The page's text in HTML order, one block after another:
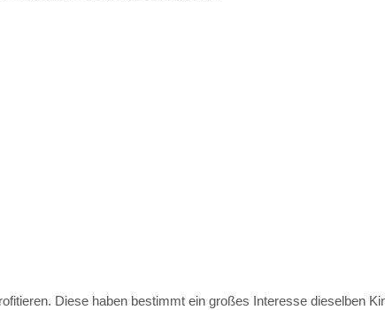
Diese haben bestimmt ein großes Interesse dieselben